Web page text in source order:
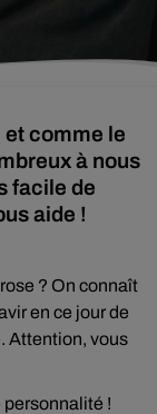
comme le
à nous
facile de
aide !
? On connaît
en ce jour de
Attention, vous
!